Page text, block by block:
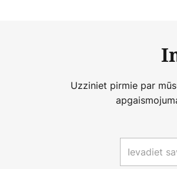
Uzziniet pirmie par